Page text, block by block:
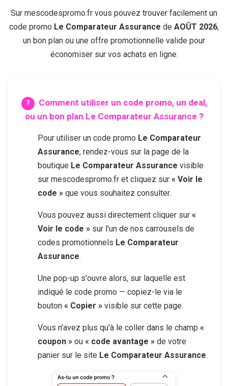
Sur mescodespromo.fr vous pouvez trouver facilement un
code promo Le Comparateur Assurance de AOÛT 2026,
un bon plan ou une offre promotionnelle valide pour
économiser sur vos achats en ligne.
Comment utiliser un code promo, un deal,
ou un bon plan Le Comparateur Assurance ?
Pour utiliser un code promo Le Comparateur
Assurance, rendez-vous sur la page de la
boutique Le Comparateur Assurance visible
sur mescodespromo.fr et cliquez sur « Voir le
code » que vous souhaitez consulter.
Vous pouvez aussi directement cliquer sur «
Voir le code » sur l'un de nos carrousels de
codes promotionnels Le Comparateur
Assurance.
Une pop-up s'ouvre alors, sur laquelle est
indiqué le code promo — copiez-le via le
bouton « Copier » visible sur cette page.
Vous n'avez plus qu'à le coller dans le champ «
coupon » ou « code avantage » de votre
panier sur le site Le Comparateur Assurance.